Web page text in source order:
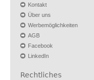
Kontakt
Über uns
Werbemöglichkeiten
AGB
Facebook
LinkedIn
Rechtliches